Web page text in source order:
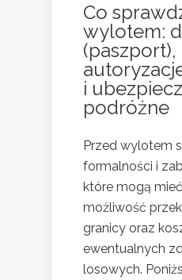
Co
wylotem:
(paszport),
i
podróżne
Przed wylotem
formalności i
które mogą
możliwość
granicy oraz
ewentualnych
losowych.